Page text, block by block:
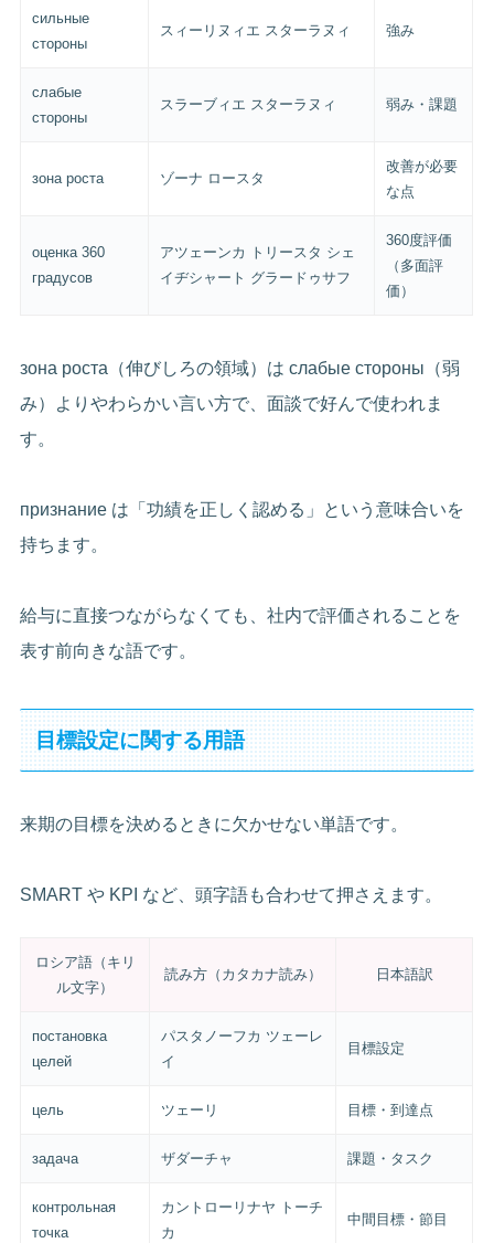
сильные
стороны
スィーリヌィエ スターラヌィ 強み
слабые
стороны
スラーブィエ スターラヌィ 弱み・課題
зона роста ゾーナ ロースタ
改善が必要
な点
оценка 360
градусов
アツェーンカ トリースタ シェ
イヂシャート グラードゥサフ
360度評価
（多面評
価）
зона роста（伸びしろの領域）は слабые стороны（弱
み）よりやわらかい言い方で、面談で好んで使われま
す。
признание は「功績を正しく認める」という意味合いを
持ちます。
給与に直接つながらなくても、社内で評価されることを
表す前向きな語です。
目標設定に関する用語
来期の目標を決めるときに欠かせない単語です。
SMART や KPI など、頭字語も合わせて押さえます。
ロシア語（キリ
ル文字）
読み方（カタカナ読み） 日本語訳
постановка
целей
パスタノーフカ ツェーレ
イ
目標設定
цель ツェーリ 目標・到達点
задача ザダーチャ 課題・タスク
контрольная
точка
カントローリナヤ トーチ
カ
中間目標・節目